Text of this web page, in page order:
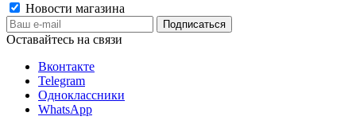
Новости магазина
Оставайтесь на связи
Вконтакте
Telegram
Одноклассники
WhatsApp